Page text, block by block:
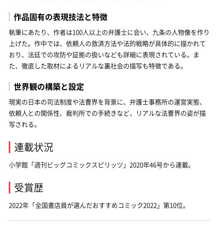
作品固有の表現技法と特徴
執筆にあたり、作者は100人以上の弁護士に会い、九条の人物像を作り
上げた。作中では、依頼人の救済方法や法的戦略が具体的に描かれて
おり、法廷での攻防や証拠の扱いなども詳細に表現されている。ま
た、徹底した取材によるリアルな裏社会の描写も特徴である。
世界観の構築と設定
現実の日本の司法制度や法曹界を背景に、弁護士事務所の運営実態、
依頼人との関係性、裁判所での手続きなど、リアルな法曹界の姿が描
写される。
連載状況
小学館「週刊ビッグコミックスピリッツ」2020年46号から連載。
受賞歴
2022年「全国書店員が選んだおすすめコミック2022」第10位。